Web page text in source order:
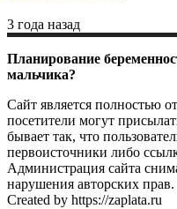
3 года назад
Планирование
мальчика?
Сайт является полностью
посетители могут
бывает так, что
первоисточники либо
Администрация сайта
нарушения авторских прав.
Created by https://zaplata.ru